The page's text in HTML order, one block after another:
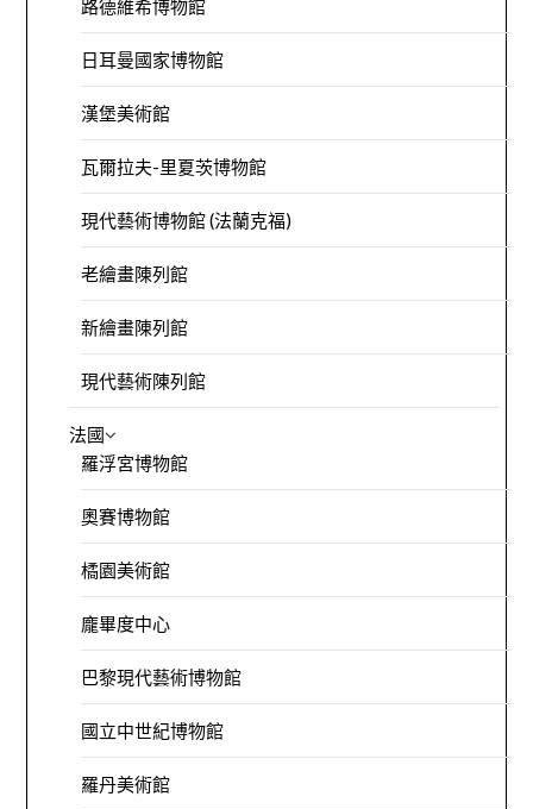
路德維希博物館
日耳曼國家博物館
漢堡美術館
瓦爾拉夫-里夏茨博物館
現代藝術博物館 (法蘭克福)
老繪畫陳列館
新繪畫陳列館
現代藝術陳列館
法國
羅浮宮博物館
奧賽博物館
橘園美術館
龐畢度中心
巴黎現代藝術博物館
國立中世紀博物館
羅丹美術館